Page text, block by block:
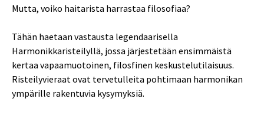
Mutta, voiko haitarista harrastaa filosofiaa?
Tähän haetaan vastausta legendaarisella
Harmonikkaristeilyllä, jossa järjestetään ensimmäistä
kertaa vapaamuotoinen, filosfinen keskustelutilaisuus.
Risteilyvieraat ovat tervetulleita pohtimaan harmonikan
ympärille rakentuvia kysymyksiä.